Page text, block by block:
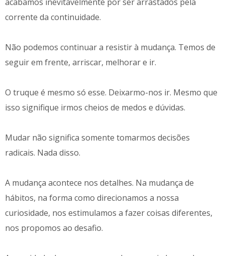
corrente da continuidade.
Não podemos continuar a resistir à mudança. Temos de
seguir em frente, arriscar, melhorar e ir.
O truque é mesmo só esse. Deixarmo-nos ir. Mesmo que
isso signifique irmos cheios de medos e dúvidas.
Mudar não significa somente tomarmos decisões
radicais. Nada disso.
A mudança acontece nos detalhes. Na mudança de
hábitos, na forma como direcionamos a nossa
curiosidade, nos estimulamos a fazer coisas diferentes,
nos propomos ao desafio.